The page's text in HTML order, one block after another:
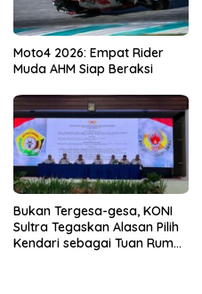
Moto4 2026: Empat Rider
Muda AHM Siap Beraksi
Bukan Tergesa-gesa, KONI
Sultra Tegaskan Alasan Pilih
Kendari sebagai Tuan Rumah